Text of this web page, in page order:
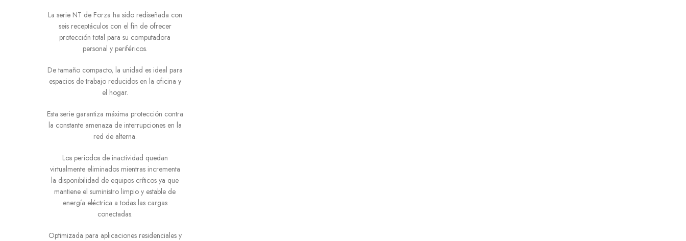
La serie NT de Forza ha sido rediseñada con
seis receptáculos con el fin de ofrecer
protección total para su computadora
personal y periféricos.
De tamaño compacto, la unidad es ideal para
espacios de trabajo reducidos en la oficina y
el hogar.
Esta serie garantiza máxima protección contra
la constante amenaza de interrupciones en la
red de alterna.
Los periodos de inactividad quedan
virtualmente eliminados mientras incrementa
la disponibilidad de equipos críticos ya que
mantiene el suministro limpio y estable de
energía eléctrica a todas las cargas
conectadas.
Optimizada para aplicaciones residenciales y